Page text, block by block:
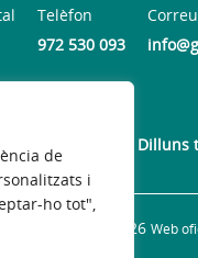
de
i
ho tot",
Telèfon
972 530 093
tancat) | Dilluns
© 2026 Web